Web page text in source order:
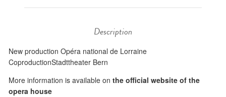
Description
New production Opéra national de Lorraine
CoproductionStadttheater Bern
More information is available on the official website of the
opera house